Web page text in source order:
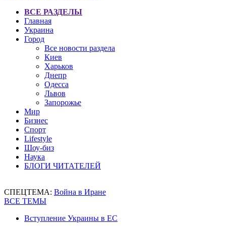
ВСЕ РАЗДЕЛЫ
Главная
Украина
Город
Все новости раздела
Киев
Харьков
Днепр
Одесса
Львов
Запорожье
Мир
Бизнес
Спорт
Lifestyle
Шоу-биз
Наука
БЛОГИ ЧИТАТЕЛЕЙ
СПЕЦТЕМА: Война в Иране
ВСЕ ТЕМЫ
Вступление Украины в ЕС